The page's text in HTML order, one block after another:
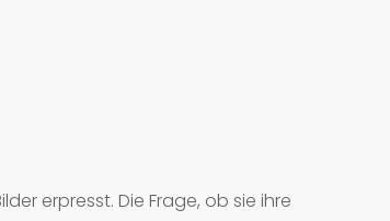
erpresst. Die Frage, ob sie ihre